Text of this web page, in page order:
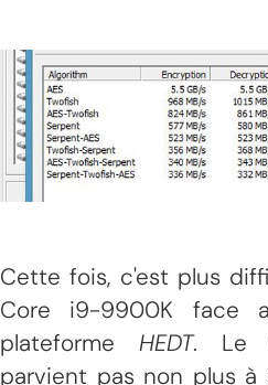
Cette fois, c'est plus
Core i9-9900K face
plateforme HEDT. Le
parvient pas non plus